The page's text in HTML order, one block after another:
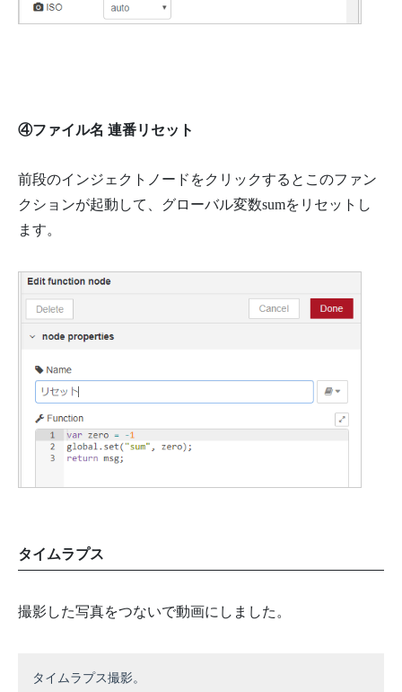
④ファイル名 連番リセット
前段のインジェクトノードをクリックするとこのファン
クションが起動して、グローバル変数sumをリセットし
ます。
タイムラプス
撮影した写真をつないで動画にしました。
タイムラプス撮影。